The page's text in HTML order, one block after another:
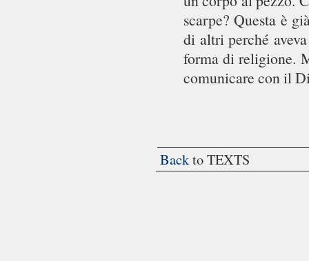
scarpe? Questa è
di altri perché
forma di religione.
comunicare con il
Backto TEXTS